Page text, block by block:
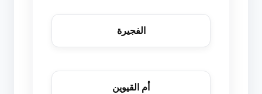
الفجيرة
أم القيوين